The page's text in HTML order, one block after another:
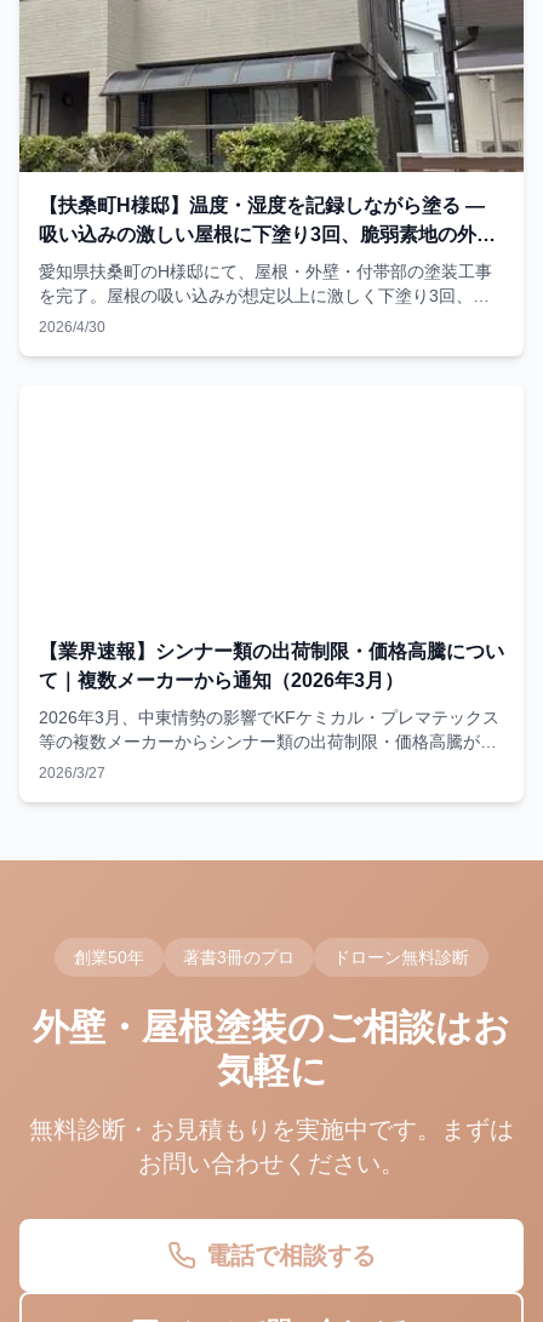
【扶桑町H様邸】温度・湿度を記録しながら塗る —
吸い込みの激しい屋根に下塗り3回、脆弱素地の外壁
に下塗り2回
愛知県扶桑町のH様邸にて、屋根・外壁・付帯部の塗装工事
を完了。屋根の吸い込みが想定以上に激しく下塗り3回、外
壁素地が脆弱だったため下塗り2回を実施。「決められた回
2026/4/30
【業界速報】シンナー類の出荷制限・価格高騰につい
て｜複数メーカーから通知（2026年3月）
2026年3月、中東情勢の影響でKFケミカル・プレマテックス
等の複数メーカーからシンナー類の出荷制限・価格高騰が通
知。外壁塗装への影響と当社の対応についてお知らせしま
2026/3/27
創業50年 著書3冊のプロ ドローン無料診断
外壁・屋根塗装のご相談はお
気軽に
無料診断・お見積もりを実施中です。まずは
お問い合わせください。
電話で相談する